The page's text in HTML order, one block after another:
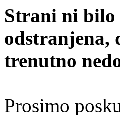
Strani ni bilo
odstranjena,
trenutno
Prosimo